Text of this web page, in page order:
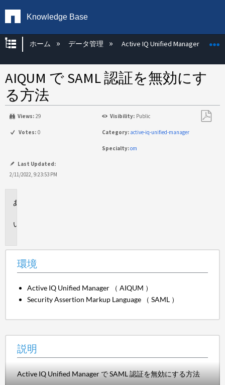
Knowledge Base
グローバル階層を展開/折りたたむ
ホーム データ管理 Active IQ Unified Manager
AIQUM で SAML 認証を無効にす
る方法
Views: 29 Visibility: Public
Votes: 0 Category: active-iq-unified-manager
Specialty:om
Last Updated:
2/11/2022, 9:23:53 PM
環境
Active IQ Unified Manager （ AIQUM ）
Security Assertion Markup Language （ SAML ）
説明
Active IQ Unified Manager で SAML 認証を無効にする方法